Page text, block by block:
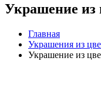
Украшение из
Главная
Украшения из
Украшение из